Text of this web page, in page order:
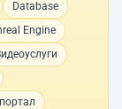
Database
Engine